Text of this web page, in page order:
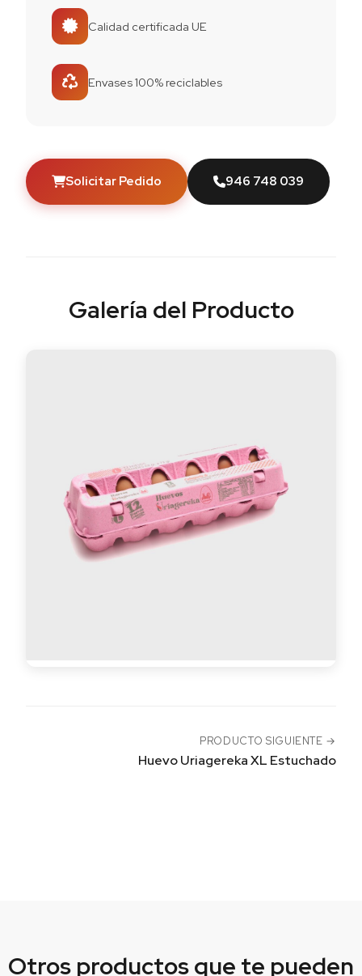
Calidad certificada UE
Envases 100% reciclables
Solicitar Pedido 946 748 039
Galería del Producto
PRODUCTO SIGUIENTE →
Huevo Uriagereka XL Estuchado
Otros productosque te pueden